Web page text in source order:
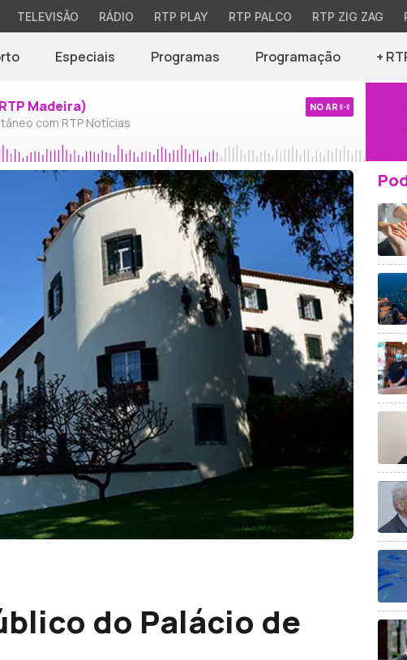
TELEVISÃO RÁDIO RTP PLAY RTP PALCO RTP ZIG ZAG
Especiais Programas Programação +
Madeira)
com RTP Notícias
NO AR
do Palácio de